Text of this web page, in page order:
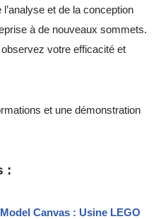
et de la conception
à de nouveaux sommets.
votre efficacité et
et une démonstration
:
Canvas : Usine LEGO